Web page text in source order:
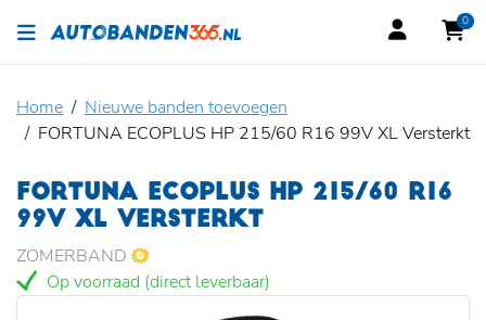
0
Home
Nieuwe banden toevoegen
FORTUNA ECOPLUS HP 215/60 R16 99V XL Versterkt
FORTUNA ECOPLUS HP 215/60 R16
99V XL VERSTERKT
ZOMERBAND
Op voorraad (direct leverbaar)